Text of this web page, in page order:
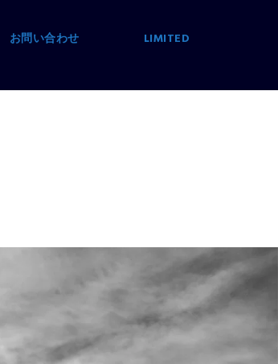
お問い合わせ LIMITED